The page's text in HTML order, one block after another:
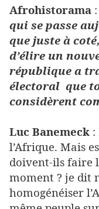
Afrohistorama
qui se passe
que juste à
d’élire un
république a
électoral que
considèrent
Luc Banemeck :
l’Afrique. Mais
doivent-ils faire
moment ? je dit
homogénéiser